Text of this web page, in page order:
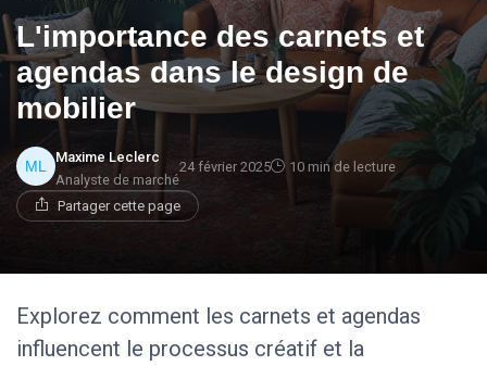
L'importance des carnets et
agendas dans le design de
mobilier
Maxime Leclerc
Analyste de marché
24 février 2025 10 min de lecture
Partager cette page
Explorez comment les carnets et agendas
influencent le processus créatif et la